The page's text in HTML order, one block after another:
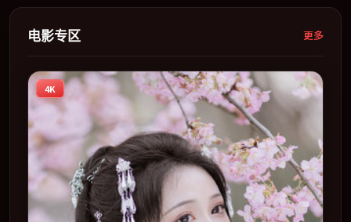
电影专区 更多
4K